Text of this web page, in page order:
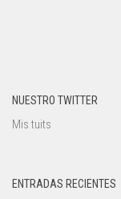
NUESTRO TWITTER
Mis tuits
ENTRADAS RECIENTES